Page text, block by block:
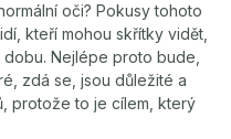
oči? Pokusy tohoto
kteří mohou skřítky vidět,
Nejlépe proto bude,
zdá se, jsou důležité a
protože to je cílem, který